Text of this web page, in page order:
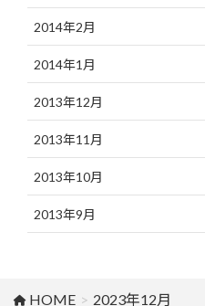
2014年2月
2014年1月
2013年12月
2013年11月
2013年10月
2013年9月
HOME 2023年12月